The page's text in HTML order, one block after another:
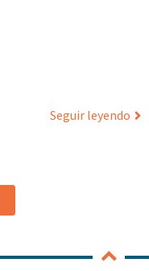
Seguir leyendo